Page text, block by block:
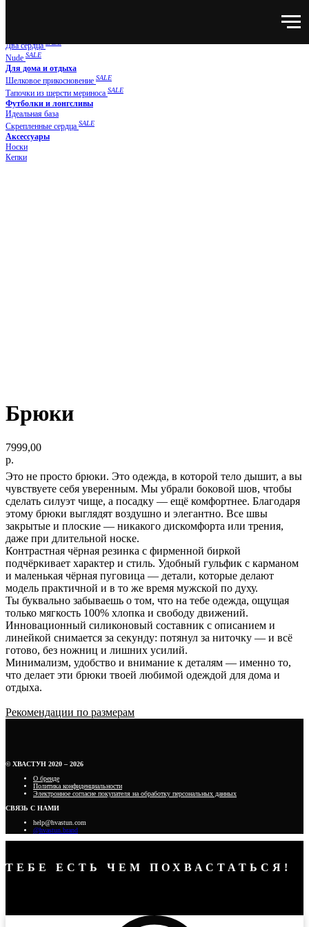
Два сердца
Nude SALE
Для дома и отдыха
Шелковое прикосновение SALE
Тапочки из шерсти мериноса SALE
Футболки и лонгсливы
Идеальная база
Скрепленные сердца SALE
Аксессуары
Носки
Кепки
Брюки
7999,00
р.
Это не просто брюки. Это одежда, в которой тело дышит, а вы
чувствуете себя уверенным. Мы убрали боковой шов, чтобы
сделать силуэт чище, а посадку — ещё комфортнее. Благодаря
этому брюки выглядят воздушно и элегантно. Все швы
закрытые и плоские — никакого дискомфорта или трения,
даже при длительной носке.
Контрастная чёрная резинка с фирменной биркой
подчёркивает характер и стиль. Удобный гульфик с карманом
и маленькая чёрная пуговица — детали, которые делают
модель практичной и в то же время мужской по духу.
Ты буквально забываешь о том, что на тебе одежда, ощущая
только мягкость 100% хлопка и свободу движений.
Инновационный силиконовый составник с описанием и
линейкой снимается за секунду: потянул за ниточку — и всё
готово, без ножниц и лишних усилий.
Минимализм, удобство и внимание к деталям — именно то,
что делает эти брюки твоей любимой одеждой для дома и
отдыха.
Рекомендации по размерам
© ХВАСТУН 2020 – 2026
О бренде
Политика конфиденциальности
Электронное согласие покупателя на обработку персональных данных
СВЯЗЬ С НАМИ
help@hvastun.com
@hvastun.brand
ТЕБЕ ЕСТЬ ЧЕМ ПОХВАСТАТЬСЯ!